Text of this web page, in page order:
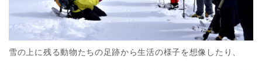
雪の上に残る動物たちの足跡から生活の様子を想像したり、